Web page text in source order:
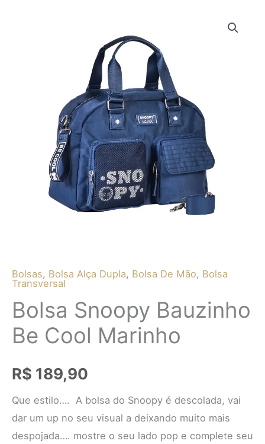
Bolsas, Bolsa Alça Dupla, Bolsa De Mão, Bolsa
Transversal
Bolsa Snoopy Bauzinho
Be Cool Marinho
R$ 189,90
Que estilo…. A bolsa do Snoopy é descolada, vai
dar um up no seu visual a deixando muito mais
despojada…. mostre o seu lado pop e complete seu